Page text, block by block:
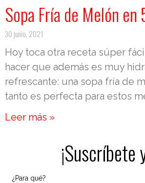
Sopa Fría de Melón
30 junio, 2021
Hoy toca otra receta súper
hacer que además es muy
refrescante: una sopa fría de
tanto es perfecta para estos
Leer más »
¡Suscríbete
¿Para qué?